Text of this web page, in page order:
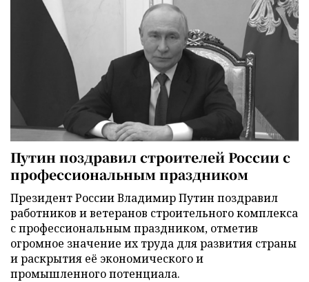
Путин поздравил строителей России с
профессиональным праздником
Президент России Владимир Путин поздравил
работников и ветеранов строительного комплекса
с профессиональным праздником, отметив
огромное значение их труда для развития страны
и раскрытия её экономического и
промышленного потенциала.